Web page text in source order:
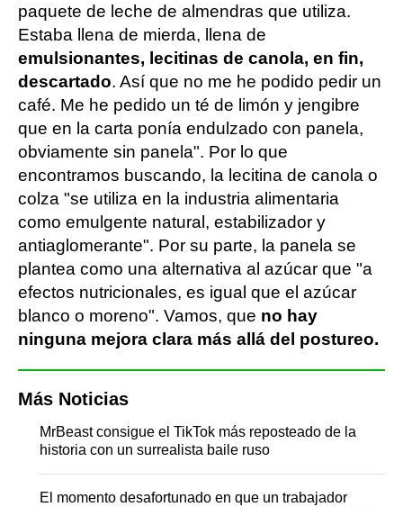
paquete de leche de almendras que utiliza.
Estaba llena de mierda, llena de
emulsionantes, lecitinas de canola, en fin,
descartado. Así que no me he podido pedir un
café. Me he pedido un té de limón y jengibre
que en la carta ponía endulzado con panela,
obviamente sin panela". Por lo que
encontramos buscando, la lecitina de canola o
colza "se utiliza en la industria alimentaria
como emulgente natural, estabilizador y
antiaglomerante". Por su parte, la panela se
plantea como una alternativa al azúcar que "a
efectos nutricionales, es igual que el azúcar
blanco o moreno". Vamos, que no hay
ninguna mejora clara más allá del postureo.
Más Noticias
MrBeast consigue el TikTok más reposteado de la
historia con un surrealista baile ruso
El momento desafortunado en que un trabajador